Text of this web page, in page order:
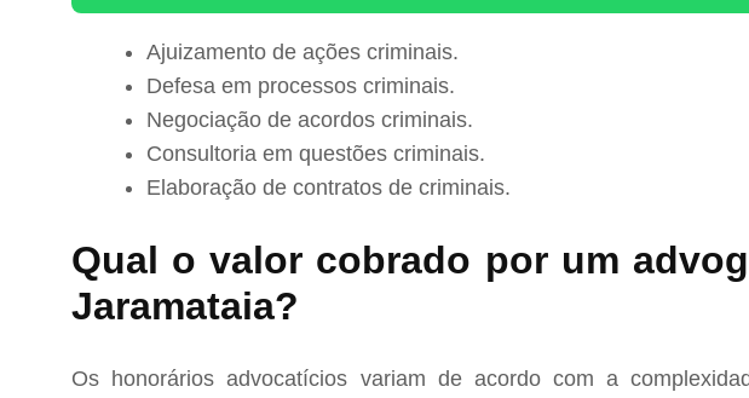
Ajuizamento de ações criminais.
Defesa em processos criminais.
Negociação de acordos criminais.
Consultoria em questões criminais.
Elaboração de contratos de criminais.
Qual o valor cobrado por um
Jaramataia?
Os honorários advocatícios variam de acordo com a